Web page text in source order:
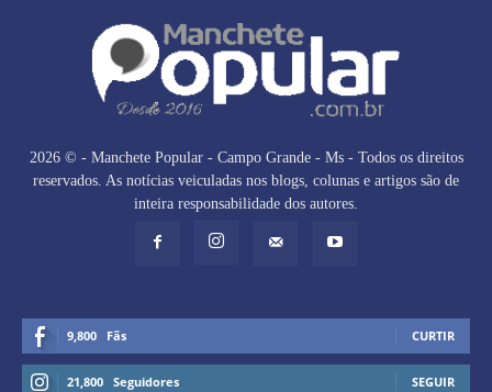
2026 © - Manchete Popular - Campo Grande - Ms - Todos os direitos
reservados. As notícias veiculadas nos blogs, colunas e artigos são de
inteira responsabilidade dos autores.
9,800 Fãs CURTIR
21,800 Seguidores SEGUIR